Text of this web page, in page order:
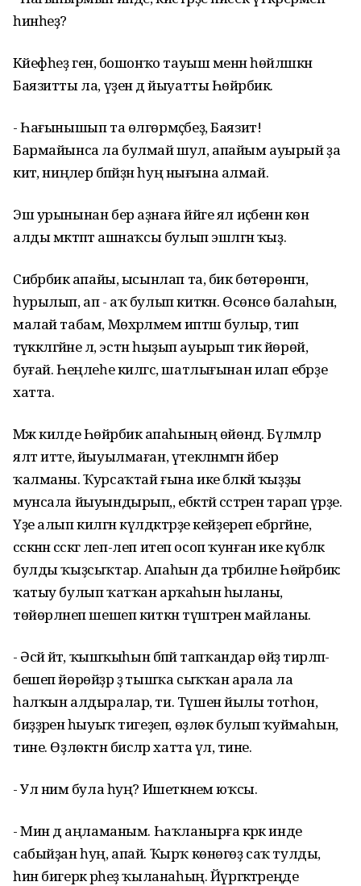
һинһеҙ?
Кәйефһеҙ генә, бошонҡо тауыш менән һөйләшкән
Баязитты ла, үҙен дә йыуатты Һөйәрбикә.
- Һағынышып та өлгөрмәҫбеҙ, Баязит!
Бармайынса ла булмай шул, апайым ауырый ҙа
китә, ниңәлер бәпәйҙән һуң нығына алмай.
Эш урынынан бер аҙнаға йәйге ял иҫәбенән көн
алды мәктәптә ашнаҡсы булып эшләгән ҡыҙ.
Сибәрбикә апайы, ысынлап та, бик бөтөрөнгән,
һурылып, ап - аҡ булып киткән. Өсөнсө балаһын,
малай табам, Мөхәрләмемә иптәш булыр, тип
тәүәккәлгәйне лә, эстән һыҙып ауырып тик йөрөй,
буғай. Һеңлеһе килгәс, шатлығынан илап ебәрҙе
хатта.
Мәж килде Һөйәрбикә апаһының өйөндә. Бүлмәләр
ялт итте, йыуылмаған, үтекләнмәгән әйбер
ҡалманы. Ҡурсаҡтай ғына ике бәләкәй ҡыҙҙы
мунсала йыуындырып,, ебәктәй сәстәрен тарап үрҙе.
Үҙе алып килгән күлдәктәрҙе кейҙереп ебәргәйне,
сәскәнән сәскәгә леп-леп итеп осоп ҡунған ике күбәләк
булды ҡыҙсыҡтар. Апаһын да тәрбиәләне Һөйәрбикә:
ҡатыу булып ҡатҡан арҡаһын һыланы,
төйөрләнеп шешеп киткән түштәрен майланы.
- Әсәй әйтә, ҡышҡыһын бәпәй тапҡандар өйҙә тирләп-
бешеп йөрөйҙәр ҙә тышҡа сыҡҡан арала ла
һалҡын алдыралар, ти. Түшен йылы тотһон,
биҙҙәренә һыуыҡ тигеҙеп, өҙлөк булып ҡуймаһын,
тине. Өҙлөктән бисәләр хатта үлә, тине.
- Ул нимә була һуң? Ишеткәнем юҡсы.
- Мин дә аңламаным. Һаҡланырға кәрәк инде
сабыйҙан һуң, апай. Ҡырҡ көнөгөҙ саҡ тулды, ә
һин бигерәк әрһеҙ ҡыланаһың. Йүргәктәреңде